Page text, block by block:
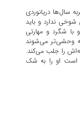
سال‌ها دریانوردی
ندارد و باید
شگرد و مهارتی
وحشی‌تر می‌شوند
را جلب می‌کند.
است او را به شک